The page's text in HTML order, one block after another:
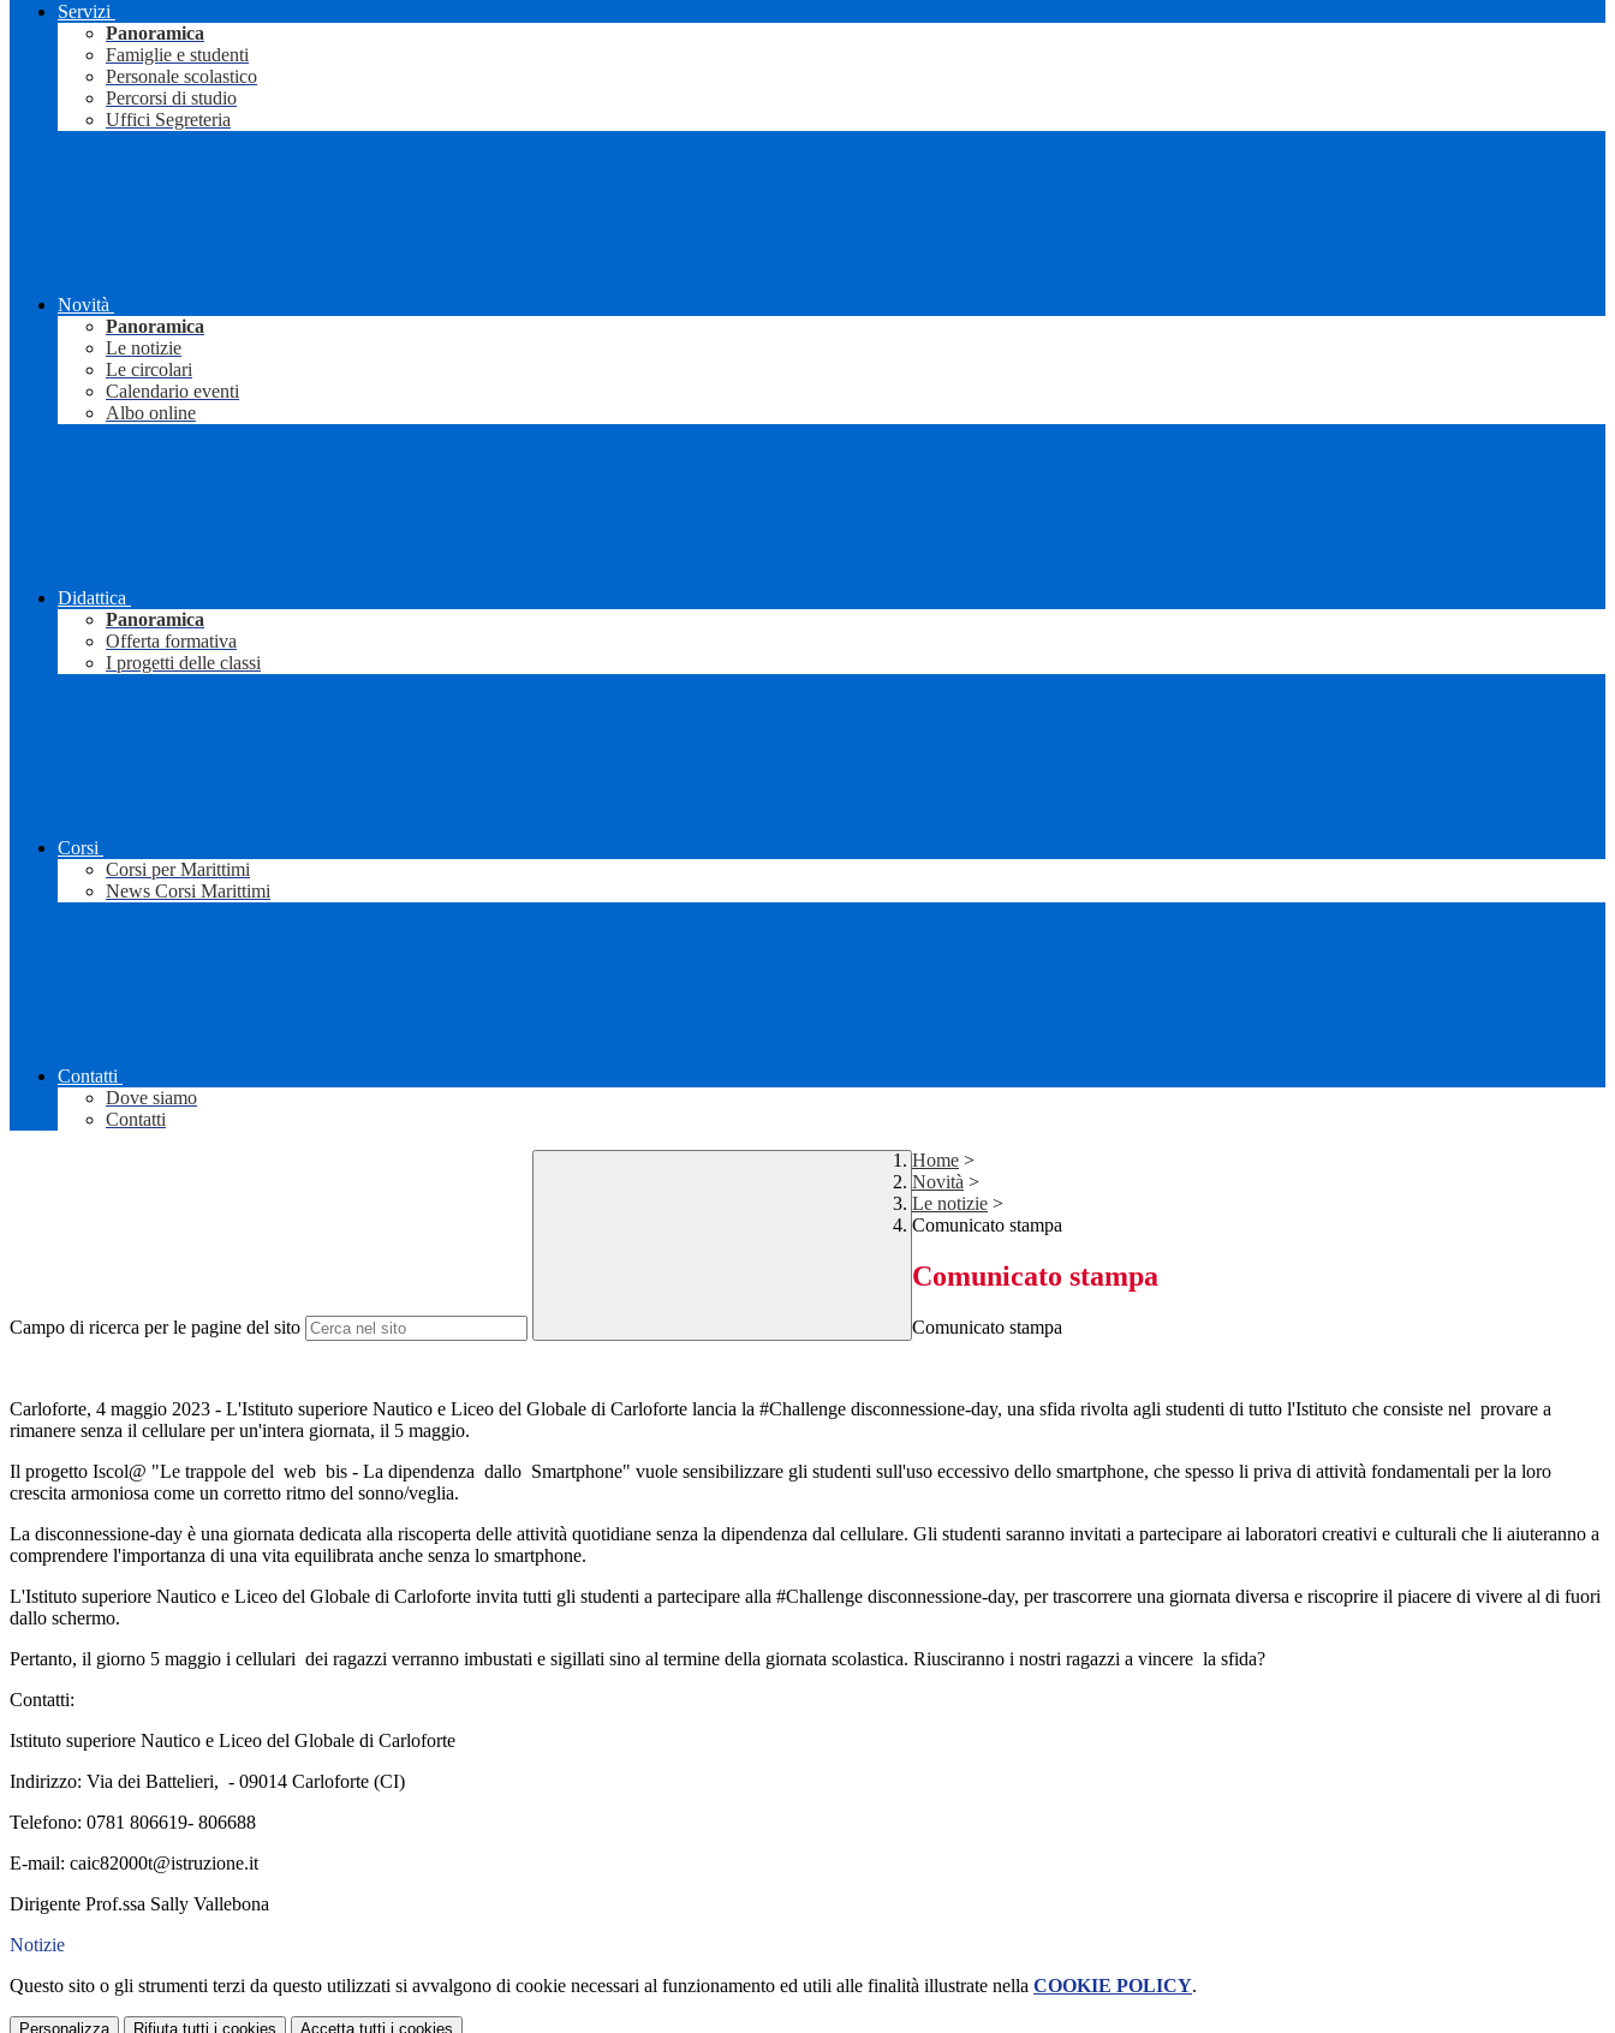
Servizi
Panoramica
Famiglie e studenti
Personale scolastico
Percorsi di studio
Uffici Segreteria
Novità
Panoramica
Le notizie
Le circolari
Calendario eventi
Albo online
Didattica
Panoramica
Offerta formativa
I progetti delle classi
Corsi
Corsi per Marittimi
News Corsi Marittimi
Contatti
Dove siamo
Contatti
Campo di ricerca per le pagine del sito
Home >
Novità >
Le notizie >
Comunicato stampa
Comunicato stampa
Comunicato stampa
Carloforte, 4 maggio 2023 - L'Istituto superiore Nautico e Liceo del Globale di Carloforte lancia la #Challenge disconnessione-day, una sfida rivolta agli studenti di tutto l'Istituto che consiste nel provare a
rimanere senza il cellulare per un'intera giornata, il 5 maggio.
Il progetto Iscol@ "Le trappole del web bis - La dipendenza dallo Smartphone" vuole sensibilizzare gli studenti sull'uso eccessivo dello smartphone, che spesso li priva di attività fondamentali per la loro
crescita armoniosa come un corretto ritmo del sonno/veglia.
La disconnessione-day è una giornata dedicata alla riscoperta delle attività quotidiane senza la dipendenza dal cellulare. Gli studenti saranno invitati a partecipare ai laboratori creativi e culturali che li aiuteranno a
comprendere l'importanza di una vita equilibrata anche senza lo smartphone.
L'Istituto superiore Nautico e Liceo del Globale di Carloforte invita tutti gli studenti a partecipare alla #Challenge disconnessione-day, per trascorrere una giornata diversa e riscoprire il piacere di vivere al di fuori
dallo schermo.
Pertanto, il giorno 5 maggio i cellulari dei ragazzi verranno imbustati e sigillati sino al termine della giornata scolastica. Riusciranno i nostri ragazzi a vincere la sfida?
Contatti:
Istituto superiore Nautico e Liceo del Globale di Carloforte
Indirizzo: Via dei Battelieri, - 09014 Carloforte (CI)
Telefono: 0781 806619- 806688
E-mail: caic82000t@istruzione.it
Dirigente Prof.ssa Sally Vallebona
Notizie
Questo sito o gli strumenti terzi da questo utilizzati si avvalgono di cookie necessari al funzionamento ed utili alle finalità illustrate nella COOKIE POLICY.
Personalizza Rifiuta tutti i cookies Accetta tutti i cookies